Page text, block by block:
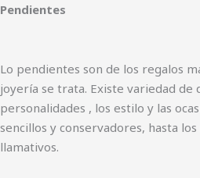
Pendientes
Lo pendientes son de los regalos
joyería se trata. Existe variedad de
personalidades , los estilo y las
sencillos y conservadores, hasta
llamativos.